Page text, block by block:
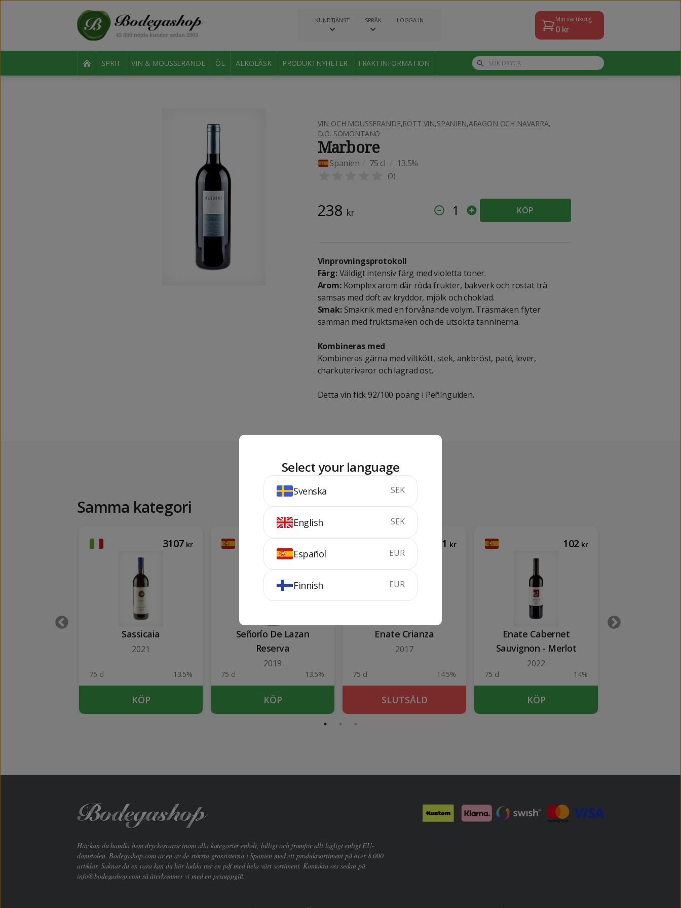
KUNDTJÄNST SPRÅK LOGGA IN Min varukorg
0kr
SPRIT VIN & MOUSSERANDE ÖL ALKOLÄSK PRODUKTNYHETER FRAKTINFORMATION
VIN OCH MOUSSERANDE,RÖTT VIN,SPANIEN,ARAGON OCH NAVARRA,
D.O. SOMONTANO
Marbore
Spanien 75 cl 13.5%
(0)
238 kr 1 KÖP
Vinprovningsprotokoll
Färg:Väldigt intensiv färg med violetta toner.
Arom:Komplex arom där röda frukter, bakverk och rostat trä
samsas med doft av kryddor, mjölk och choklad.
Smak:Smakrik med en förvånande volym. Träsmaken flyter
samman med fruktsmaken och de utsökta tanninerna.
Kombineras med
Kombineras gärna med viltkött, stek, ankbröst, paté, lever,
charkuterivaror och lagrad ost.
Detta vin fick 92/100 poäng i Peñínguiden.
Samma kategori
3107 kr
Sassicaia
2021
75 cl 13.5%
KÖP
Señorío De Lazan
Reserva
2019
75 cl 13.5%
KÖP
111 kr
Enate Crianza
2017
75 cl 14.5%
SLUTSÅLD
102 kr
Enate Cabernet
Sauvignon - Merlot
2022
75 cl 14%
KÖP
Här kan du handla hem dryckesvaror inom alla kategorier enkelt, billigt och framför allt lagligt enligt EU-
domstolen. Bodegashop.com är en av de största grossisterna i Spanien med ett produktsortiment på över 8.000
artiklar. Saknar du en vara kan du här ladda ner en pdf med hela vårt sortiment. Kontakta oss sedan på
info@bodegashop.comså återkommer vi med en prisuppgift.
Select your language
Svenska SEK
English SEK
Español EUR
Finnish EUR